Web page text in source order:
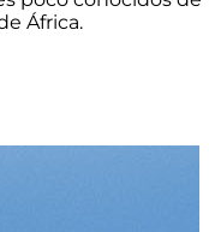
África.